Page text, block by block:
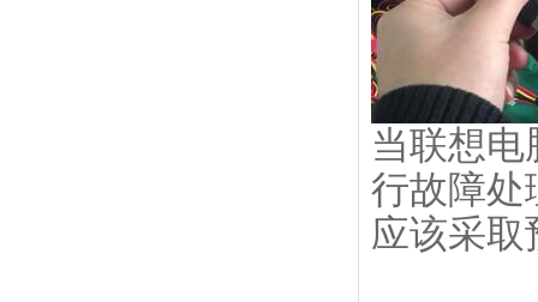
当联想
行故障处
应该采取